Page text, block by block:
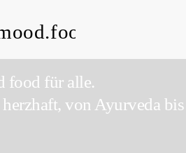
food für alle.
von Ayurveda bis